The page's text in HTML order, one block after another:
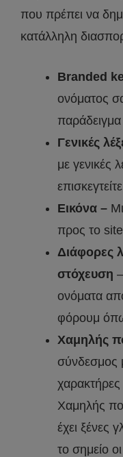
που πρέπει να
κατάλληλη
Branded
ονόματος
Γενικές
με γενικές
Εικόνα –
προς το
Διάφορες
στόχευση
ονόματα
φόρουμ
Χαμηλής
σύνδεσμος
χαρακτήρες
Χαμηλής
έχει ξένες
το σημείο